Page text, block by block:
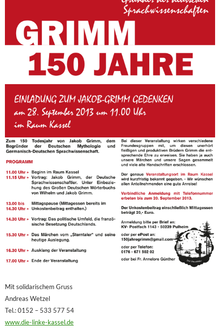
Mit solidarischem Gruss
Andreas Wetzel
Tel.: 0152 – 533 577 54
www.die-linke-kassel.de